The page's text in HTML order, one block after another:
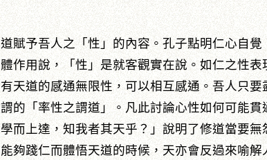
賦予吾人之「性」的內容。孔子點明仁心自
作用說，「性」是就客觀實在說。如仁之性
天道的感通無限性，可以相互感通。吾人只
的「率性之謂道」。凡此討論心性如何可能
而上達，知我者其天乎？」說明了修道當要
夠踐仁而體悟天道的時候，天亦會反過來喻